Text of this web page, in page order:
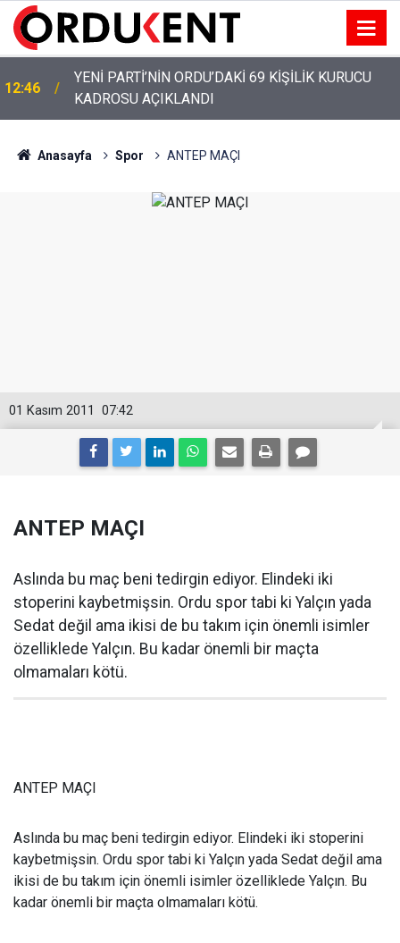
12:46
YENİ PARTİ’NİN ORDU’DAKİ 69 KİŞİLİK KURUCU
KADROSU AÇIKLANDI
Anasayfa Spor ANTEP MAÇI
07:42
01 Kasım 2011
ANTEP MAÇI
Aslında bu maç beni tedirgin ediyor. Elindeki iki
stoperini kaybetmişsin. Ordu spor tabi ki Yalçın yada
Sedat değil ama ikisi de bu takım için önemli isimler
özelliklede Yalçın. Bu kadar önemli bir maçta
olmamaları kötü.
ANTEP MAÇI
Aslında bu maç beni tedirgin ediyor. Elindeki iki stoperini
kaybetmişsin. Ordu spor tabi ki Yalçın yada Sedat değil ama
ikisi de bu takım için önemli isimler özelliklede Yalçın. Bu
kadar önemli bir maçta olmamaları kötü.